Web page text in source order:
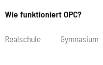
Wie funktioniert OPC?
Realschule